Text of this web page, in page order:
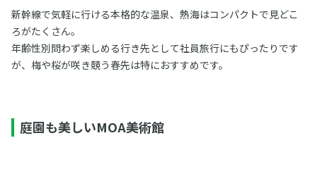
新幹線で気軽に行ける本格的な温泉、熱海はコンパクトで見どこ
ろがたくさん。
年齢性別問わず楽しめる行き先として社員旅行にもぴったりです
が、梅や桜が咲き競う春先は特におすすめです。
庭園も美しいMOA美術館